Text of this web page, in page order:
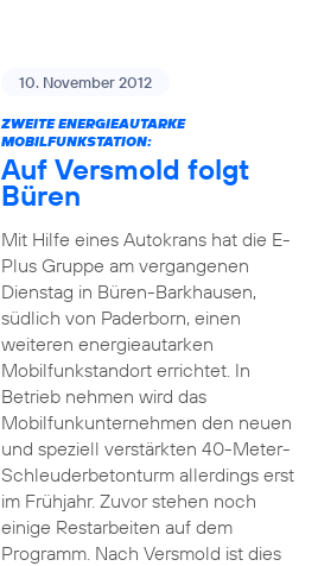
10. November 2012
ZWEITE ENERGIEAUTARKE
MOBILFUNKSTATION:
Auf Versmold folgt
Büren
Mit Hilfe eines Autokrans hat die E-
Plus Gruppe am vergangenen
Dienstag in Büren-Barkhausen,
südlich von Paderborn, einen
weiteren energieautarken
Mobilfunkstandort errichtet. In
Betrieb nehmen wird das
Mobilfunkunternehmen den neuen
und speziell verstärkten 40-Meter-
Schleuderbetonturm allerdings erst
im Frühjahr. Zuvor stehen noch
einige Restarbeiten auf dem
Programm. Nach Versmold ist dies